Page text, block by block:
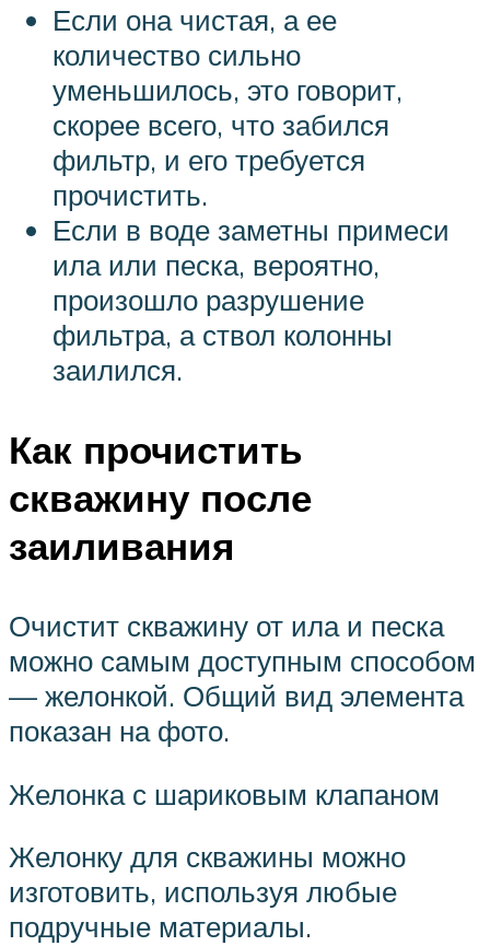
Если она чистая, а ее
количество сильно
уменьшилось, это говорит,
скорее всего, что забился
фильтр, и его требуется
прочистить.
Если в воде заметны примеси
ила или песка, вероятно,
произошло разрушение
фильтра, а ствол колонны
заилился.
Как прочистить
скважину после
заиливания
Очистит скважину от ила и песка
можно самым доступным способом
— желонкой. Общий вид элемента
показан на фото.
Желонка с шариковым клапаном
Желонку для скважины можно
изготовить, используя любые
подручные материалы.